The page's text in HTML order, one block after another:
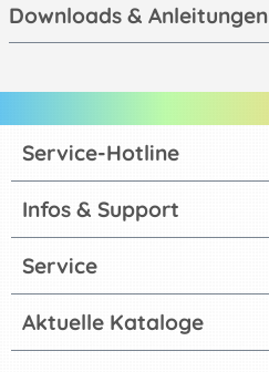
Downloads & Anleitungen
Aktuelle Kataloge
Service-Hotline
Infos & Support
Service